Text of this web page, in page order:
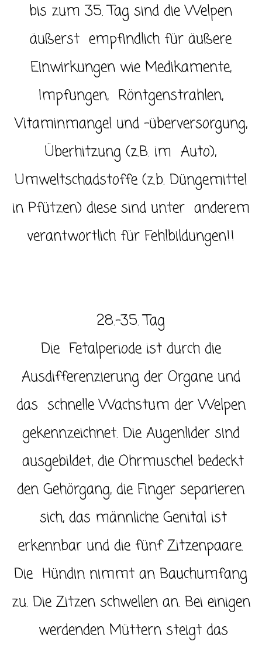
bis zum 35. Tag sind die Welpen
äußerst empfindlich für äußere
Einwirkungen wie Medikamente,
Impfungen, Röntgenstrahlen,
Vitaminmangel und –überversorgung,
Überhitzung (z.B. im Auto),
Umweltschadstoffe (z.b. Düngemittel
in Pfützen) diese sind unter anderem
verantwortlich für Fehlbildungen!!
28.-35. Tag
Die Fetalperiode ist durch die
Ausdifferenzierung der Organe und
das schnelle Wachstum der Welpen
gekennzeichnet. Die Augenlider sind
ausgebildet, die Ohrmuschel bedeckt
den Gehörgang, die Finger separieren
sich, das männliche Genital ist
erkennbar und die fünf Zitzenpaare.
Die Hündin nimmt an Bauchumfang
zu. Die Zitzen schwellen an. Bei einigen
werdenden Müttern steigt das